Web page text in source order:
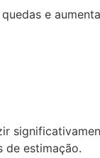
e
de estimação.